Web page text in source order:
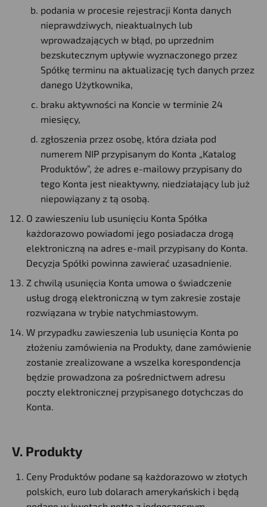
podania w procesie rejestracji Konta danych
nieprawdziwych, nieaktualnych lub
wprowadzających w błąd, po uprzednim
bezskutecznym upływie wyznaczonego przez
Spółkę terminu na aktualizację tych danych przez
danego Użytkownika,
braku aktywności na Koncie w terminie 24
miesięcy,
zgłoszenia przez osobę, która działa pod
numerem NIP przypisanym do Konta „Katalog
Produktów”, że adres e-mailowy przypisany do
tego Konta jest nieaktywny, niedziałający lub już
niepowiązany z tą osobą.
O zawieszeniu lub usunięciu Konta Spółka
każdorazowo powiadomi jego posiadacza drogą
elektroniczną na adres e-mail przypisany do Konta.
Decyzja Spółki powinna zawierać uzasadnienie.
Z chwilą usunięcia Konta umowa o świadczenie
usług drogą elektroniczną w tym zakresie zostaje
rozwiązana w trybie natychmiastowym.
W przypadku zawieszenia lub usunięcia Konta po
złożeniu zamówienia na Produkty, dane zamówienie
zostanie zrealizowane a wszelka korespondencja
będzie prowadzona za pośrednictwem adresu
poczty elektronicznej przypisanego dotychczas do
Konta.
V. Produkty
Ceny Produktów podane są każdorazowo w złotych
polskich, euro lub dolarach amerykańskich i będą